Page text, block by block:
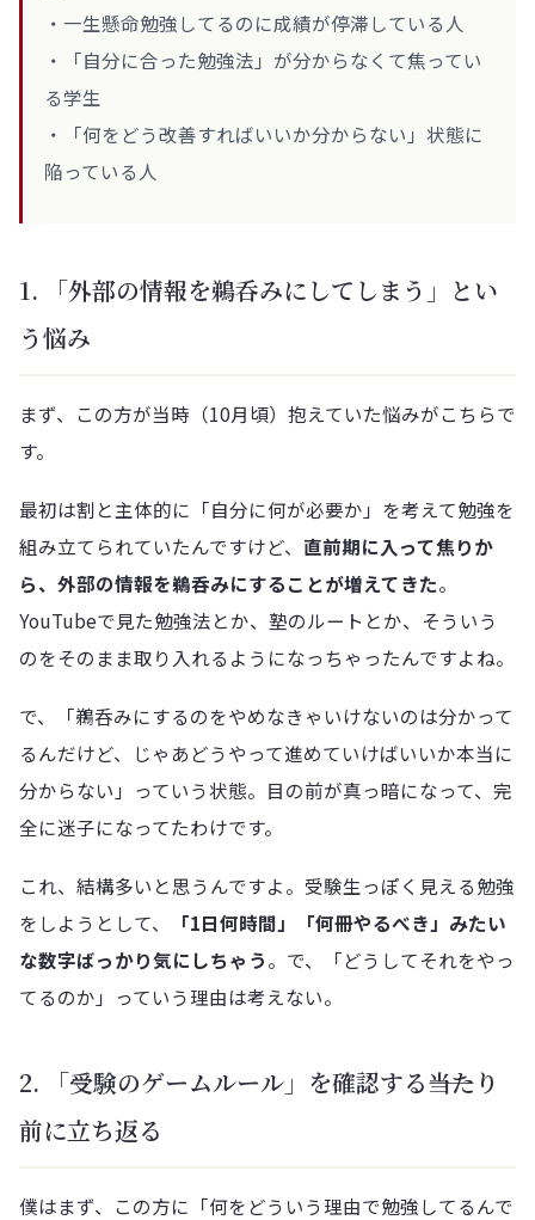
・一生懸命勉強してるのに成績が停滞している人
・「自分に合った勉強法」が分からなくて焦ってい
る学生
・「何をどう改善すればいいか分からない」状態に
陥っている人
1. 「外部の情報を鵜呑みにしてしまう」とい
う悩み
まず、この方が当時（10月頃）抱えていた悩みがこちらで
す。
最初は割と主体的に「自分に何が必要か」を考えて勉強を
組み立てられていたんですけど、 直前期に入って焦りか
ら、外部の情報を鵜呑みにすることが増えてきた。
YouTubeで見た勉強法とか、塾のルートとか、そういう
のをそのまま取り入れるようになっちゃったんですよね。
で、「鵜呑みにするのをやめなきゃいけないのは分かって
るんだけど、じゃあどうやって進めていけばいいか本当に
分からない」っていう状態。目の前が真っ暗になって、完
全に迷子になってたわけです。
これ、結構多いと思うんですよ。受験生っぽく見える勉強
をしようとして、
「1日何時間」「何冊やるべき」みたい
な数字ばっかり気にしちゃう。で、「どうしてそれをやっ
てるのか」っていう理由は考えない。
2. 「受験のゲームルール」を確認する――当たり
前に立ち返る
僕はまず、この方に「何をどういう理由で勉強してるんで